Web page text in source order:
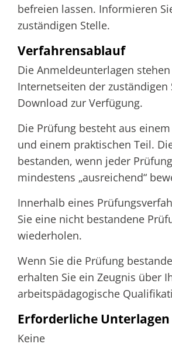
befreien lassen. Informieren
zuständigen Stelle.
Verfahrensablauf
Die Anmeldeunterlagen
Internetseiten der zuständigen
Download zur Verfügung.
Die Prüfung besteht aus
und einem praktischen Teil.
bestanden, wenn jeder
mindestens „ausreichend“
Innerhalb eines
Sie eine nicht bestandene
wiederholen.
Wenn Sie die Prüfung
erhalten Sie ein Zeugnis über
arbeitspädagogische
Erforderliche Unterlagen
Keine